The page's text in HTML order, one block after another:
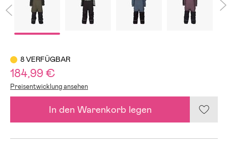
8 VERFÜGBAR
184,99 €
Preisentwicklung ansehen
In den Warenkorb legen